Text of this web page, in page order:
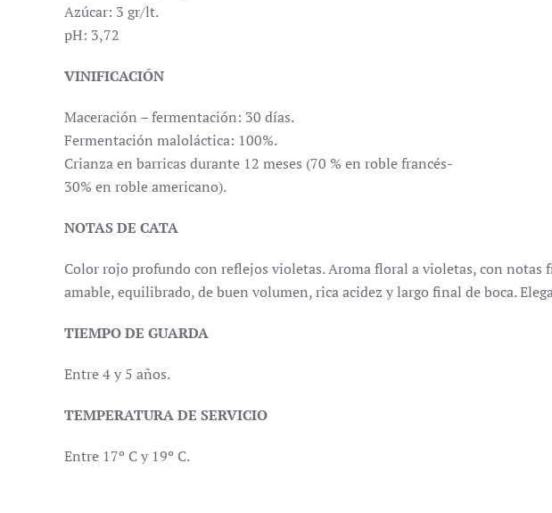
Azúcar: 3 gr/lt.
pH: 3,72
VINIFICACIÓN
Maceración – fermentación: 30 días.
Fermentación maloláctica: 100%.
Crianza en barricas durante 12 meses (70 % en roble francés-
30% en roble americano).
NOTAS DE CATA
Color rojo profundo con reflejos violetas. Aroma floral a violetas, con notas
amable, equilibrado, de buen volumen, rica acidez y largo final de boca.
TIEMPO DE GUARDA
Entre 4 y 5 años.
TEMPERATURA DE SERVICIO
Entre 17º C y 19º C.